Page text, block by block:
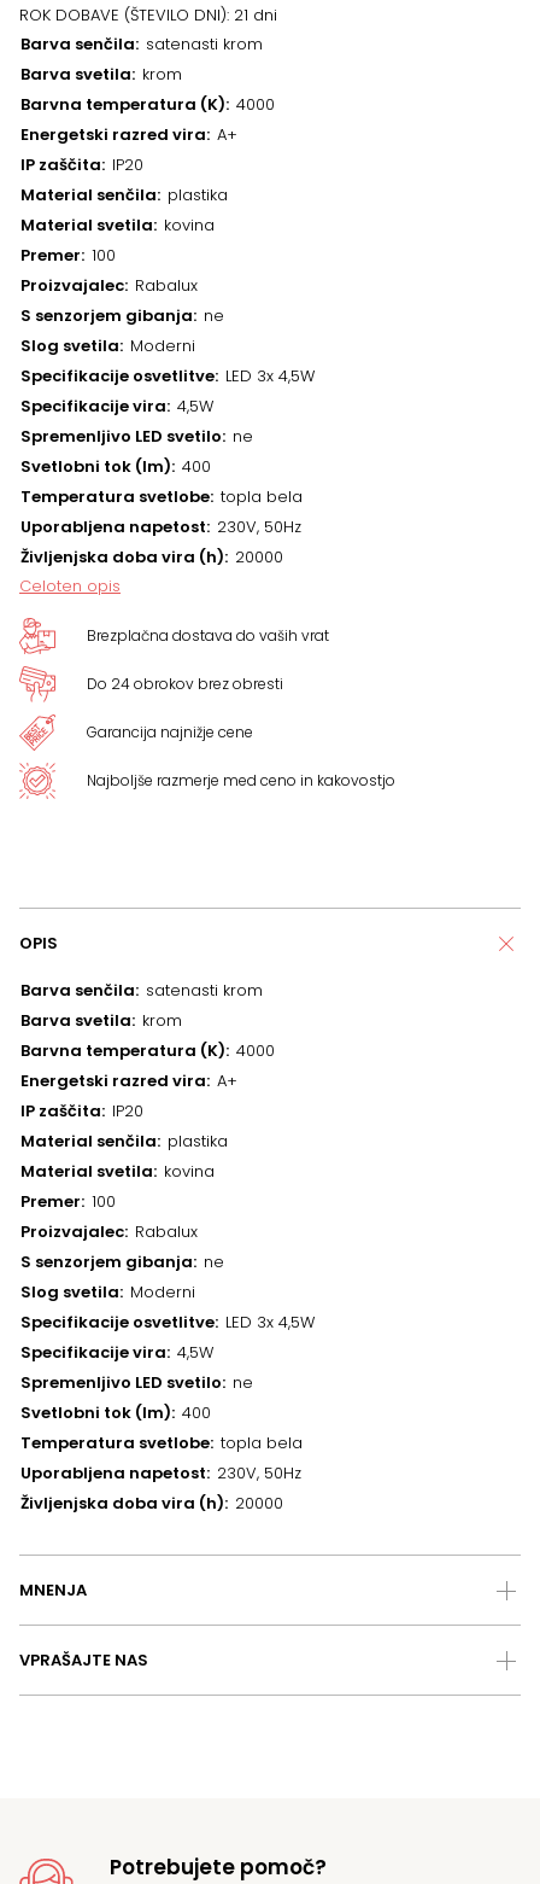
ROK DOBAVE (ŠTEVILO DNI): 21 dni
Barva senčila satenasti krom
Barva svetila krom
Barvna temperatura (K) 4000
Energetski razred vira A+
IP zaščita IP20
Material senčila plastika
Material svetila kovina
Premer 100
Proizvajalec Rabalux
S senzorjem gibanja ne
Slog svetila Moderni
Specifikacije osvetlitve LED 3x 4,5W
Specifikacije vira 4,5W
Spremenljivo LED svetilo ne
Svetlobni tok (lm) 400
Temperatura svetlobe topla bela
Uporabljena napetost 230V, 50Hz
Življenjska doba vira (h) 20000
Celoten opis
Brezplačna dostava do vaših vrat
Do 24 obrokov brez obresti
Garancija najnižje cene
Najboljše razmerje med ceno in kakovostjo
OPIS
Barva senčila satenasti krom
Barva svetila krom
Barvna temperatura (K) 4000
Energetski razred vira A+
IP zaščita IP20
Material senčila plastika
Material svetila kovina
Premer 100
Proizvajalec Rabalux
S senzorjem gibanja ne
Slog svetila Moderni
Specifikacije osvetlitve LED 3x 4,5W
Specifikacije vira 4,5W
Spremenljivo LED svetilo ne
Svetlobni tok (lm) 400
Temperatura svetlobe topla bela
Uporabljena napetost 230V, 50Hz
Življenjska doba vira (h) 20000
MNENJA
VPRAŠAJTE NAS
Potrebujete pomoč?